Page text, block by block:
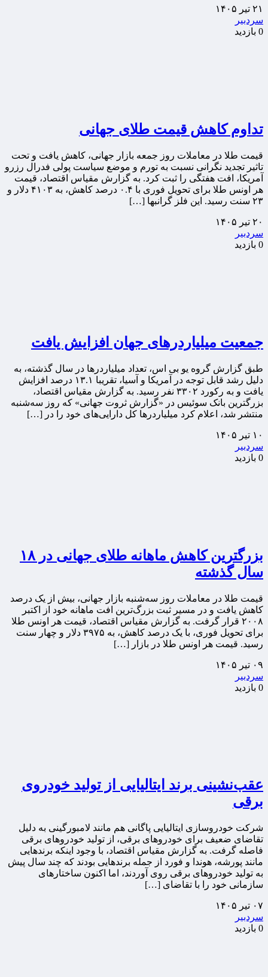
۲۱ تیر ۱۴۰۵
سردبیر
0 بازدید
تداوم کاهش قیمت طلای جهانی
قیمت طلا در معاملات روز جمعه بازار جهانی، کاهش یافت و تحت
تاثیر تجدید نگرانی نسبت به تورم و موضع سیاست پولی فدرال رزرو
آمریکا، افت هفتگی را ثبت کرد. به گزارش مقیاس اقتصاد، قیمت
هر اونس طلا برای تحویل فوری با ۰.۴ درصد کاهش، به ۴۱۰۳ دلار و
۲۳ سنت رسید. این فلز گرانبها […]
۲۰ تیر ۱۴۰۵
سردبیر
0 بازدید
جمعیت میلیاردرهای جهان افزایش یافت
طبق گزارش گروه یو بی اس، تعداد میلیاردرها در سال گذشته، به
دلیل رشد قابل توجه در آمریکا و آسیا، تقریبا ۱۳.۱ درصد افزایش
یافت و به رکورد ۳۳۰۲ نفر رسید. به گزارش مقیاس اقتصاد،
بزرگترین بانک سوئیس در «گزارش ثروت جهانی» که روز سه‌شنبه
منتشر شد، اعلام کرد میلیاردرها کل دارایی‌های خود را در […]
۱۰ تیر ۱۴۰۵
سردبیر
0 بازدید
بزرگترین کاهش ماهانه طلای جهانی در ۱۸
سال گذشته
قیمت طلا در معاملات روز سه‌شنبه بازار جهانی، بیش از یک درصد
کاهش یافت و در مسیر ثبت بزرگ‌ترین افت ماهانه خود از اکتبر
۲۰۰۸ قرار گرفت. به گزارش مقیاس اقتصاد، قیمت هر اونس طلا
برای تحویل فوری، با یک درصد کاهش، به ۳۹۷۵ دلار و چهار سنت
رسید. قیمت هر اونس طلا در بازار […]
۰۹ تیر ۱۴۰۵
سردبیر
0 بازدید
عقب‌نشینی برند ایتالیایی از تولید خودروی
برقی
شرکت خودروسازی ایتالیایی پاگانی هم مانند لامبورگینی به دلیل
تقاضای ضعیف برای خودروهای برقی، از تولید خودروهای برقی
فاصله گرفت. به گزارش مقیاس اقتصاد، با وجود اینکه برندهایی
مانند پورشه، هوندا و فورد از جمله برندهایی بودند که چند سال پیش
به تولید خودروهای برقی روی آوردند، اما اکنون ساختارهای
سازمانی خود را با تقاضای […]
۰۷ تیر ۱۴۰۵
سردبیر
0 بازدید